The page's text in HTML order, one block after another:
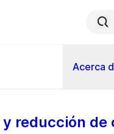
Acerca
reducción de